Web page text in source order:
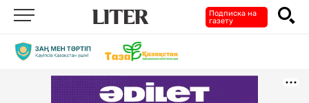
Подписка на
газету